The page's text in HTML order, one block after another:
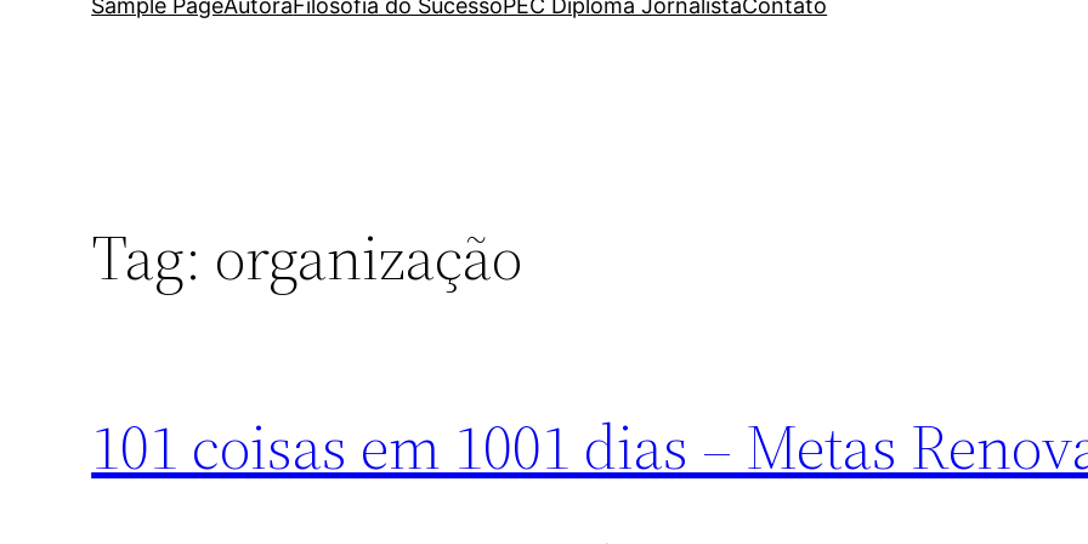
Sample PageAutoraFilosofia do SucessoPEC Diploma JornalistaContato
Tag: organização
101 coisas em 1001 dias – Metas